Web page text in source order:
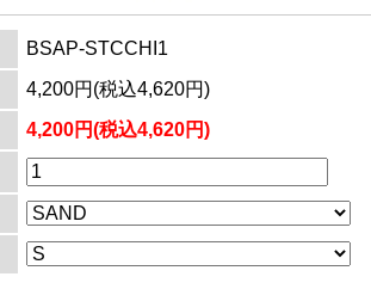
BSAP-STCCHI1
4,200円(税込4,620円)
4,200円(税込4,620円)